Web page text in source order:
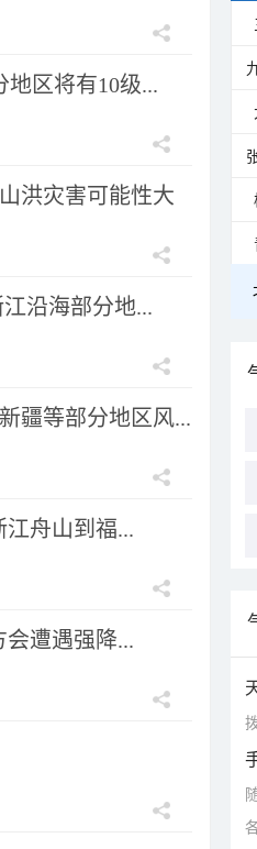
区将有10级...
洪灾害可能性大
沿海部分地...
疆等部分地区风...
江舟山到福...
会遭遇强降...